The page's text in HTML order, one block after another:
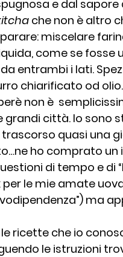
e dal sapore
che non è altro
miscelare
come se fosse
entrambi i lati.
chiarificato od olio.
non è
grandi città. Io sono
quasi una
ho comprato un
di tempo e di
le mie amate
ma
ricette che io
le istruzioni